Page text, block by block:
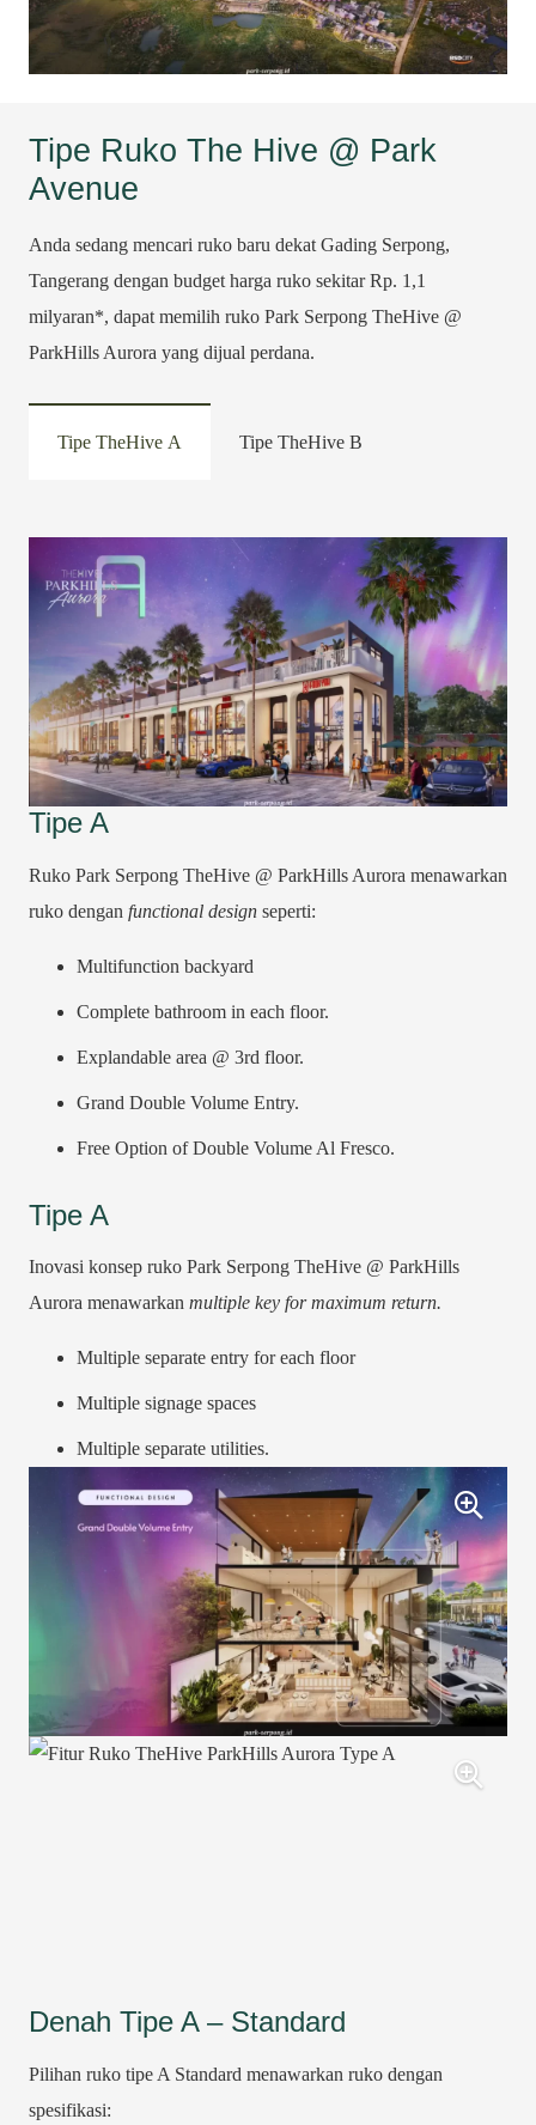
Tipe Ruko The Hive @ Park
Avenue
Anda sedang mencari ruko baru dekat Gading Serpong,
Tangerang dengan budget harga ruko sekitar Rp. 1,1
milyaran*, dapat memilih ruko Park Serpong TheHive @
ParkHills Aurora yang dijual perdana.
Tipe TheHive A Tipe TheHive B
Tipe A
Ruko Park Serpong TheHive @ ParkHills Aurora menawarkan
ruko dengan functional design seperti:
Multifunction backyard
Complete bathroom in each floor.
Explandable area @ 3rd floor.
Grand Double Volume Entry.
Free Option of Double Volume Al Fresco.
Tipe A
Inovasi konsep ruko Park Serpong TheHive @ ParkHills
Aurora menawarkan multiple key for maximum return.
Multiple separate entry for each floor
Multiple signage spaces
Multiple separate utilities.
Denah Tipe A – Standard
Pilihan ruko tipe A Standard menawarkan ruko dengan
spesifikasi: